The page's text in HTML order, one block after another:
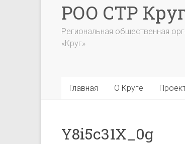
РОО СТР
Региональная общественная
«Круг»
Главная О Круге
Y8i5c31X_0g